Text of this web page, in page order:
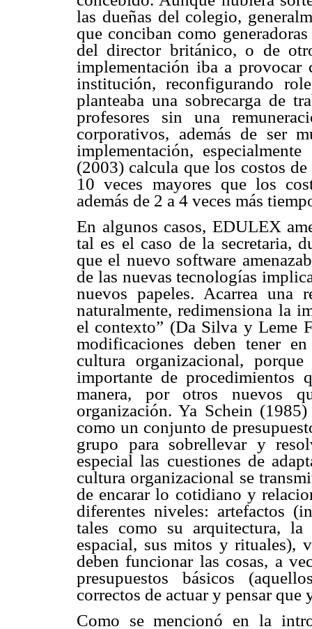
las dueñas del colegio,
que conciban como
del director británico, o de
implementación iba a
institución, reconfigurando
planteaba una sobrecarga de
profesores sin una
corporativos, además de ser
implementación,
(2003) calcula que los costos
10 veces mayores que los
además de 2 a 4 veces más
En algunos casos, EDULEX
tal es el caso de la secretaria,
que el nuevo software
de las nuevas tecnologías
nuevos papeles. Acarrea
naturalmente, redimensiona la
el contexto” (Da Silva y Leme
modificaciones deben tener
cultura organizacional,
importante de procedimientos
manera, por otros nuevos
organización. Ya Schein
como un conjunto de
grupo para sobrellevar y
especial las cuestiones de
cultura organizacional se
de encarar lo cotidiano y
diferentes niveles: artefactos
tales como su arquitectura,
espacial, sus mitos y rituales),
deben funcionar las cosas, a
presupuestos básicos
correctos de actuar y pensar que
Como se mencionó en la